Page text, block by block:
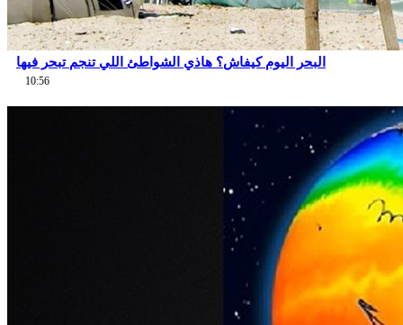
البحر اليوم كيفاش؟ هاذي الشواطئ اللي تنجم تبحر فيها
10:56